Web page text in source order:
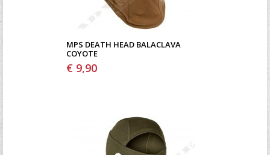
MPS DEATH HEAD BALACLAVA
COYOTE
€ 9,90